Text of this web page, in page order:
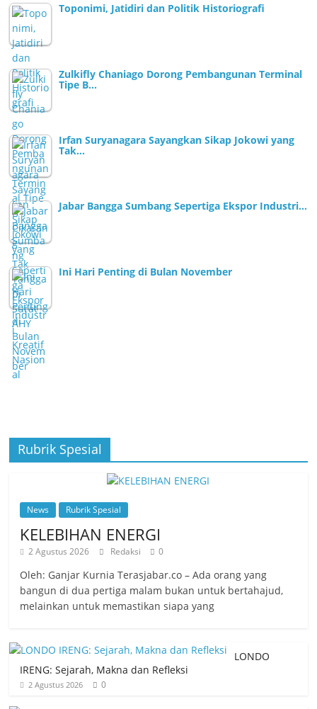
Toponimi, Jatidiri dan Politik Historiografi
Zulkifly Chaniago Dorong Pembangunan Terminal
Tipe B…
Irfan Suryanagara Sayangkan Sikap Jokowi yang
Tak…
Jabar Bangga Sumbang Sepertiga Ekspor Industri…
Ini Hari Penting di Bulan November
Rubrik Spesial
News Rubrik Spesial
KELEBIHAN ENERGI
2 Agustus 2026 Redaksi 0
Oleh: Ganjar Kurnia Terasjabar.co – Ada orang yang
bangun di dua pertiga malam bukan untuk bertahajud,
melainkan untuk memastikan siapa yang
LONDO
IRENG: Sejarah, Makna dan Refleksi
2 Agustus 2026 0